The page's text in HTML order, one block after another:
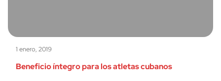
1 enero, 2019
Beneficio íntegro para los atletas cubanos